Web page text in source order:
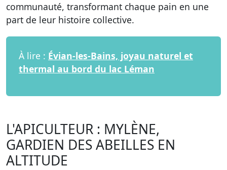
communauté, transformant chaque pain en une
part de leur histoire collective.
À lire : Évian-les-Bains, joyau naturel et
thermal au bord du lac Léman
L'APICULTEUR : MYLÈNE,
GARDIEN DES ABEILLES EN
ALTITUDE